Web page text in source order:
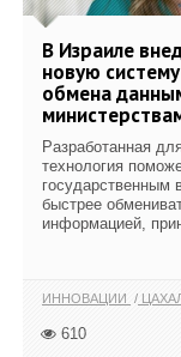
В Израиле
новую
обмена
Разработанная
технология
государственным
быстрее
информацией,
ИННОВАЦИИ
610